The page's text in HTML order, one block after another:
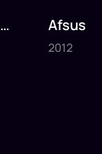
2012
1x80
Afsus
2012